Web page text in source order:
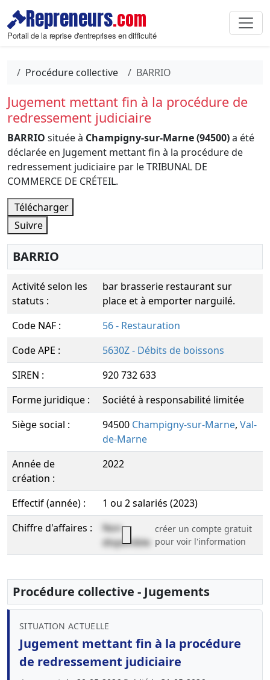
Repreneurs.com
Portail de la reprise d'entreprises en difficulté
Procédure collective BARRIO
Jugement mettant fin à la procédure de
redressement judiciaire
BARRIO située à Champigny-sur-Marne (94500)a été
déclarée en Jugement mettant fin à la procédure de
redressement judiciaire par le TRIBUNAL DE
COMMERCE DE CRÉTEIL.
Télécharger
Suivre
BARRIO
Activité selon les
statuts :
bar brasserie restaurant sur
place et à emporter narguilé.
Code NAF :
56 - Restauration
Code APE :
5630Z - Débits de boissons
SIREN :
920 732 633
Forme juridique :
Société à responsabilité limitée
Siège social :
94500 Champigny-sur-Marne, Val-
de-Marne
Année de
création :
2022
Effectif (année) :
1 ou 2 salariés (2023)
Chiffre d'affaires :
Non
disponible
créer un compte gratuit
pour voir l'information
Procédure collective - Jugements
SITUATION ACTUELLE
Jugement mettant fin à la procédure
de redressement judiciaire